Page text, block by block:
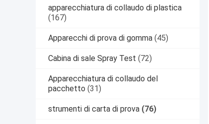
apparecchiatura di collaudo di plastica
(167)
Apparecchi di prova di gomma (45)
Cabina di sale Spray Test (72)
Apparecchiatura di collaudo del
pacchetto (31)
strumenti di carta di prova (76)